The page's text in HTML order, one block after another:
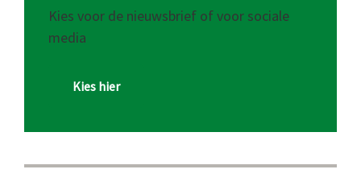
Kies voor de nieuwsbrief of voor sociale
media
Kies hier